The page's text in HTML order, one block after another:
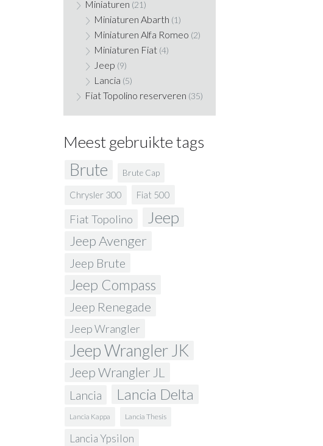
Miniaturen (21)
Miniaturen Abarth (1)
Miniaturen Alfa Romeo (2)
Miniaturen Fiat (4)
Jeep (9)
Lancia (5)
Fiat Topolino reserveren (35)
Meest gebruikte tags
Brute Brute Cap
Chrysler 300 Fiat 500
Fiat Topolino Jeep
Jeep Avenger
Jeep Brute
Jeep Compass
Jeep Renegade
Jeep Wrangler
Jeep Wrangler JK
Jeep Wrangler JL
Lancia Lancia Delta
Lancia Kappa Lancia Thesis
Lancia Ypsilon